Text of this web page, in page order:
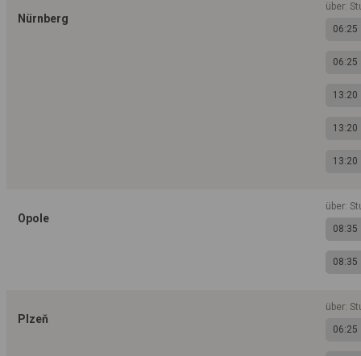
Nürnberg
über:
06:25
06:25
13:20
13:20
13:20
Opole
über:
08:35
08:35
Plzeň
über:
06:25